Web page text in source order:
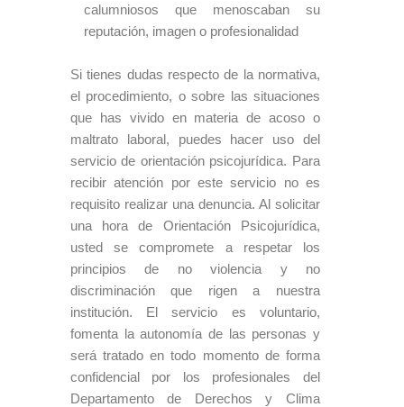
calumniosos que menoscaban su
reputación, imagen o profesionalidad
Si tienes dudas respecto de la normativa,
el procedimiento, o sobre las situaciones
que has vivido en materia de acoso o
maltrato laboral, puedes hacer uso del
servicio de orientación psicojurídica. Para
recibir atención por este servicio no es
requisito realizar una denuncia. Al solicitar
una hora de Orientación Psicojurídica,
usted se compromete a respetar los
principios de no violencia y no
discriminación que rigen a nuestra
institución. El servicio es voluntario,
fomenta la autonomía de las personas y
será tratado en todo momento de forma
confidencial por los profesionales del
Departamento de Derechos y Clima